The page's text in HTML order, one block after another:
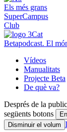
Els més grans
SuperCampus
Club
Betapodcast. El
Vídeos
Manualitats
Projecte Beta
De què va?
Després de la
següents botons
Disminuir el volum